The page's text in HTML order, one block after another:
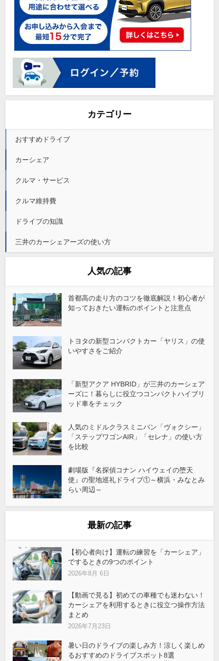
カテゴリー
おすすめドライブ
カーシェア
クルマ・サービス
クルマ維持費
ドライブの知識
三井のカーシェアーズの使い方
人気の記事
首都高の走り方のコツを徹底解説！初心者が
知っておきたい運転のポイントと注意点
トヨタの新型コンパクトカー「ヤリス」の使
いやすさをご紹介
「新型アクア HYBRID」が三井のカーシェア
ーズに！暮らしに役立つコンパクトハイブリ
ッド車をチェック
人気のミドルクラスミニバン「ヴォクシー」
「ステップワゴンAIR」「セレナ」の使い方
を比較
劇場版『名探偵コナン ハイウェイの堕天
使』の聖地巡礼ドライブ①～横浜・みなとみ
らい周辺～
最新の記事
【初心者向け】運転の練習を「カーシェア」
でするときの9つのポイント
2026年8月 6日
【動画で見る】初めての車種でも迷わない！
カーシェアを利用するときに役立つ操作方法
まとめ
2026年7月23日
暑い日のドライブの楽しみ方！涼しく楽しめ
るおすすめのドライブスポット8選